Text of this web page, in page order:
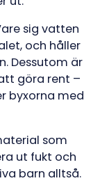
sig vatten
och håller
Dessutom är
göra rent –
byxorna med
som
ut fukt och
barn alltså.